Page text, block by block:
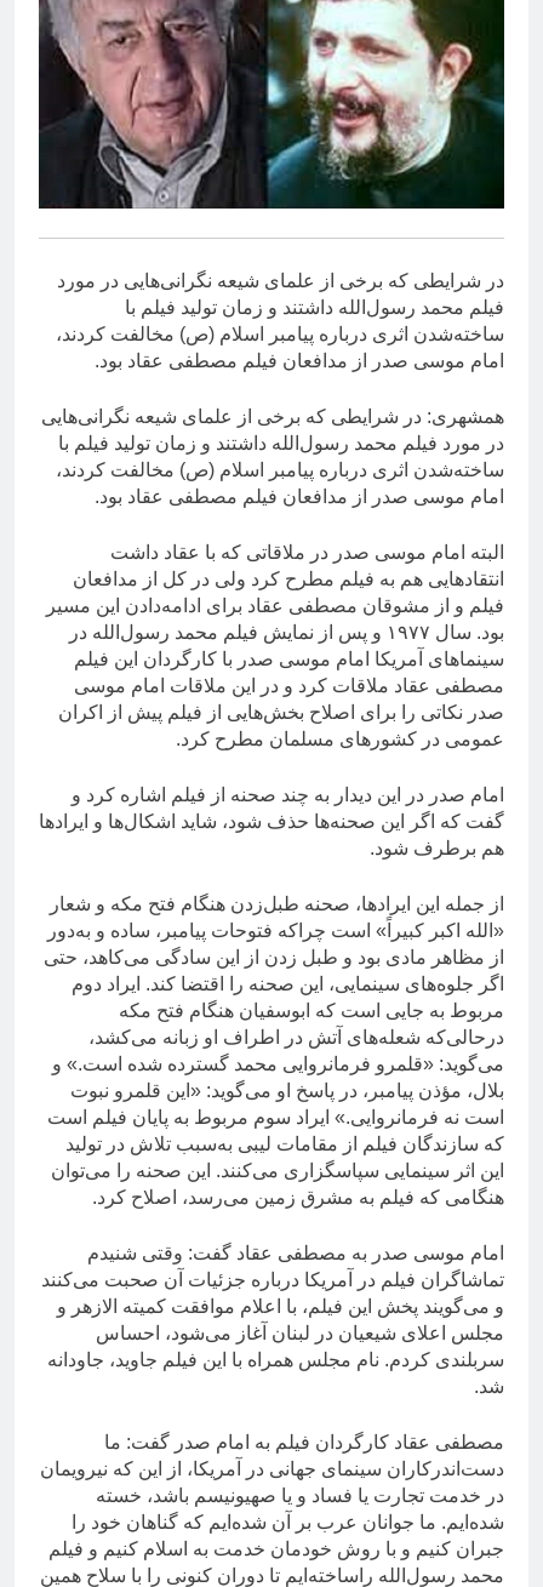
در شرایطی که برخی از علمای شیعه نگرانی‌هایی در مورد
فیلم محمد رسول‌الله داشتند و زمان تولید فیلم با
ساخته‌شدن اثری درباره پیامبر اسلام (ص) مخالفت کردند،
امام موسی صدر از مدافعان فیلم مصطفی عقاد بود.
همشهری: در شرایطی که برخی از علمای شیعه نگرانی‌هایی
در مورد فیلم محمد رسول‌الله داشتند و زمان تولید فیلم با
ساخته‌شدن اثری درباره پیامبر اسلام (ص) مخالفت کردند،
امام موسی صدر از مدافعان فیلم مصطفی عقاد بود.
البته امام موسی صدر در ملاقاتی که با عقاد داشت
انتقادهایی هم به فیلم مطرح کرد ولی در کل از مدافعان
فیلم و از مشوقان مصطفی عقاد برای ادامه‌دادن این مسیر
بود.‌ سال ۱۹۷۷ و پس از نمایش فیلم محمد رسول‌الله در
سینماهای آمریکا امام موسی صدر با کارگردان این فیلم
مصطفی عقاد ملاقات کرد و در این ملاقات امام موسی
صدر نکاتی را برای اصلاح بخش‌هایی از فیلم پیش از اکران
عمومی در کشورهای مسلمان مطرح کرد.
امام صدر در این دیدار به چند صحنه از فیلم اشاره کرد و
گفت که اگر این صحنه‌ها حذف شود، شاید اشکال‌ها و ایرادها
هم برطرف شود.
از جمله این ایرادها، صحنه طبل‌زدن هنگام فتح مکه و شعار
«الله اکبر کبیراً» است چراکه فتوحات پیامبر، ساده و به‌دور
از مظاهر مادی بود و طبل زدن از این سادگی می‌کاهد، حتی
اگر جلوه‌های سینمایی، این صحنه را اقتضا کند. ایراد دوم
مربوط به جایی است که ابوسفیان هنگام فتح مکه
درحالی‌که شعله‌های آتش در اطراف او زبانه می‌کشد،
می‌گوید: «قلمرو فرمانروایی محمد گسترده شده است.» و
بلال، مؤذن پیامبر، در پاسخ او می‌گوید: «این قلمرو نبوت
است نه فرمانروایی.» ایراد سوم مربوط به پایان فیلم است
که سازندگان فیلم از مقامات لیبی به‌سبب تلاش در تولید
این اثر سینمایی سپاسگزاری می‌کنند. این صحنه را می‌توان
هنگامی که فیلم به مشرق زمین می‌رسد، اصلاح کرد.
امام موسی صدر به مصطفی عقاد گفت: وقتی شنیدم
تماشاگران فیلم در آمریکا درباره جزئیات آن صحبت می‌کنند
و می‌گویند پخش این فیلم، با اعلام موافقت کمیته الازهر و
مجلس اعلای شیعیان در لبنان آغاز می‌شود، احساس
سربلندی کردم. نام مجلس همراه با این فیلم جاوید، جاودانه
شد.
مصطفی عقاد کارگردان فیلم به امام صدر گفت: ما
دست‌اندرکاران سینمای جهانی در آمریکا، از این که نیرویمان
در خدمت تجارت یا فساد و یا صهیونیسم باشد، خسته
شده‌ایم. ما جوانان عرب بر آن شده‌ایم که گناهان خود را
جبران کنیم و با روش خودمان خدمت به اسلام کنیم و فیلم
محمد رسول‌الله راساخته‌ایم تا دوران کنونی را با سلاح همین